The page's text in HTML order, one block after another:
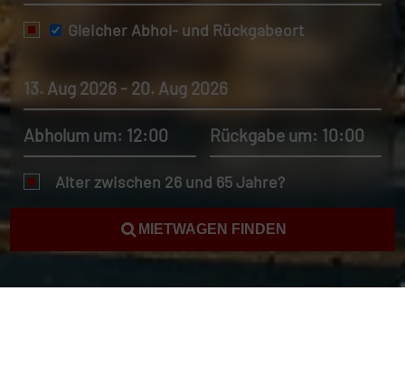
Gleicher Abhol- und Rückgabeort
13. Aug 2026 - 20. Aug 2026
Abholum um: 12:00 Rückgabe um: 10:00
Alter zwischen 26 und 65 Jahre?
MIETWAGEN FINDEN